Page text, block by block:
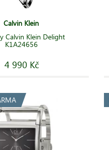
Calvin Klein
Calvin Klein Delight
K1A24656
4 990 Kč